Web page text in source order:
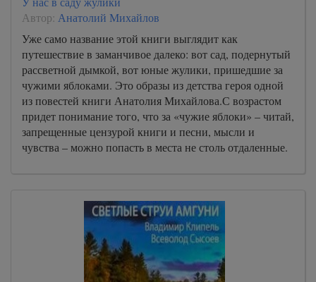
Автор: Анатолий Михайлов
Уже само название этой книги выглядит как
путешествие в заманчивое далеко: вот сад, подернутый
рассветной дымкой, вот юные жулики, пришедшие за
чужими яблоками. Это образы из детства героя одной
из повестей книги Анатолия Михайлова.С возрастом
придет понимание того, что за «чужие яблоки» – читай,
запрещенные цензурой книги и песни, мысли и
чувства – можно попасть в места не столь отдаленные.